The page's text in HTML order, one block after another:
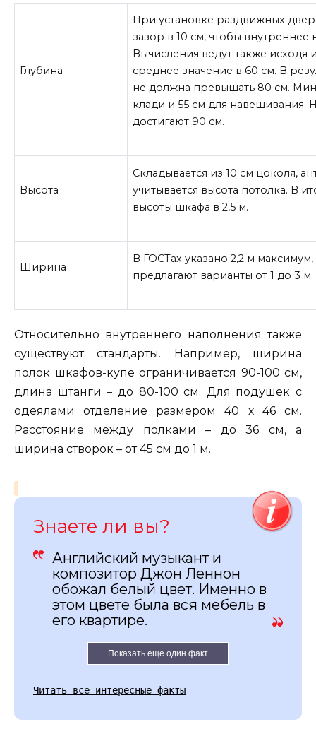
Глубина
При установке раздвижных
зазор в 10 см, чтобы
Вычисления ведут также исходя
среднее значение в 60 см. В
не должна превышать 80 см.
клади и 55 см для
достигают 90 см.
Высота
Складывается из 10 см цоколя,
учитывается высота потолка. В
высоты шкафа в 2,5 м.
Ширина
В ГОСТах указано 2,2 м
предлагают варианты от 1 до 3 м.
Относительно внутреннего наполнения также
существуют стандарты. Например, ширина
полок шкафов-купе ограничивается 90-100 см,
длина штанги – до 80-100 см. Для подушек с
одеялами отделение размером 40 х 46 см.
Расстояние между полками – до 36 см, а
ширина створок – от 45 см до 1 м.
Знаете ли вы?
Английский музыкант и
композитор Джон Леннон
обожал белый цвет. Именно в
этом цвете была вся мебель в
его квартире.
Показать еще один факт
Читать все интересные факты